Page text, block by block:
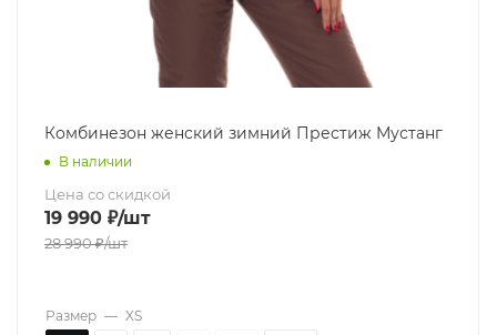
Комбинезон женский зимний Престиж Мустанг
В наличии
Цена со скидкой
19 990 ₽/шт
28 990₽/шт
Размер — XS